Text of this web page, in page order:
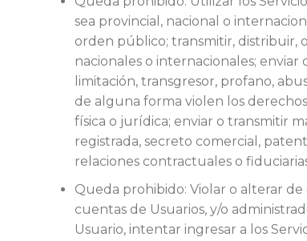
sea provincial, nacional o
orden público; transmitir, distribuir,
nacionales o internacionales;
limitación, transgresor, profano,
de alguna forma violen los
física o jurídica; enviar o transmitir
registrada, secreto comercial,
relaciones contractuales o
Queda prohibido: Violar o alterar
cuentas de Usuarios, y/o
Usuario, intentar ingresar a los